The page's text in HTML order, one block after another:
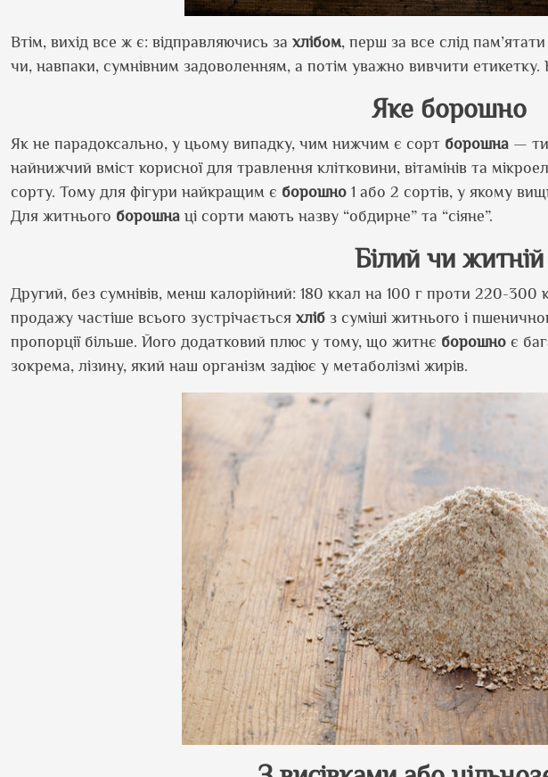
Втім, вихід все ж є: відправляючись за хлібом, перш за все слід пам’ятати
чи, навпаки, сумнівним задоволенням, а потім уважно вивчити
Яке борошно
Як не парадоксально, у цьому випадку, чим нижчим є сорт борошна —
найнижчий вміст корисної для травлення клітковини, вітамінів та
сорту. Тому для фігури найкращим є борошно 1 або 2 сортів, у якому
Для житнього борошна ці сорти мають назву “обдирне” та “сіяне”.
Білий чи житній
Другий, без сумнівів, менш калорійний: 180 ккал на 100 г проти 220-300
продажу частіше всього зустрічається хліб з суміші житнього і
пропорції більше. Його додатковий плюс у тому, що житнє борошно є
зокрема, лізину, який наш організм задіює у метаболізмі жирів.